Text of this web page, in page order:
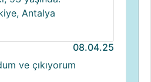
Antalya
08.04.25
ve çıkıyorum